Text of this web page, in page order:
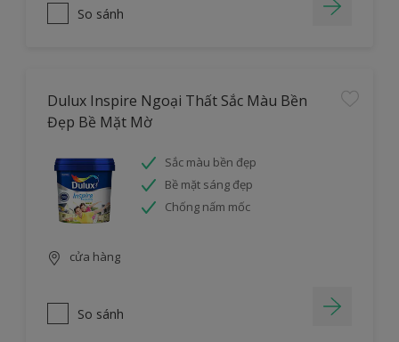
So sánh
Dulux Inspire Ngoại Thất Sắc Màu Bền
Đẹp Bề Mặt Mờ
Sắc màu bền đẹp
Bề mặt sáng đẹp
Chống nấm mốc
cửa hàng
So sánh